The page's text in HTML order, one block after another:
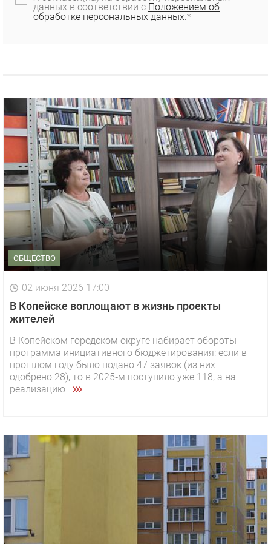
данных в соответствии с Положением об
обработке персональных данных.*
ОБЩЕСТВО
02 июня 2026 17:00
В Копейске воплощают в жизнь проекты
жителей
В Копейском городском округе набирает обороты
программа инициативного бюджетирования: если в
прошлом году было подано 47 заявок (из них
одобрено 28), то в 2025‑м поступило уже 118, а на
реализацию...